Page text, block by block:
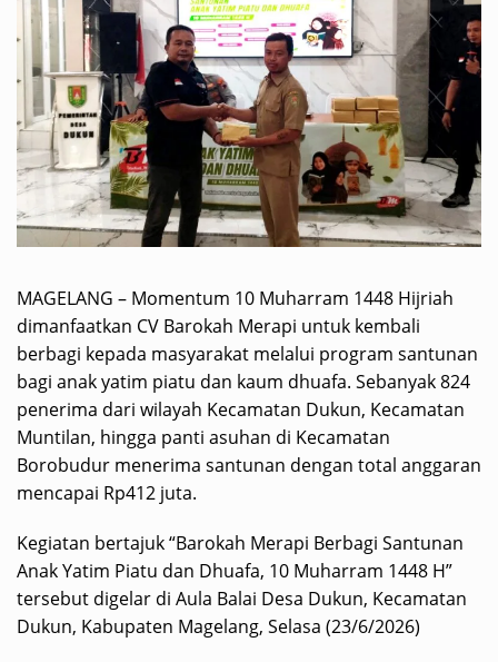
MAGELANG – Momentum 10 Muharram 1448 Hijriah
dimanfaatkan CV Barokah Merapi untuk kembali
berbagi kepada masyarakat melalui program santunan
bagi anak yatim piatu dan kaum dhuafa. Sebanyak 824
penerima dari wilayah Kecamatan Dukun, Kecamatan
Muntilan, hingga panti asuhan di Kecamatan
Borobudur menerima santunan dengan total anggaran
mencapai Rp412 juta.
Kegiatan bertajuk “Barokah Merapi Berbagi Santunan
Anak Yatim Piatu dan Dhuafa, 10 Muharram 1448 H”
tersebut digelar di Aula Balai Desa Dukun, Kecamatan
Dukun, Kabupaten Magelang, Selasa (23/6/2026)